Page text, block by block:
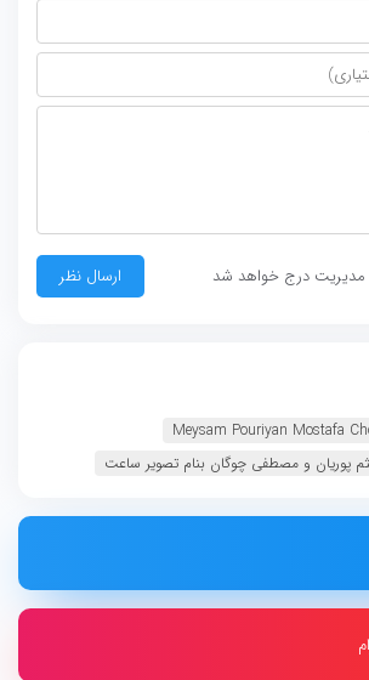
مدیریت درج خواهد شد
Meysam Pouriyan Mostafa
پوریان و مصطفی چوگان بنام تصویر ساعت